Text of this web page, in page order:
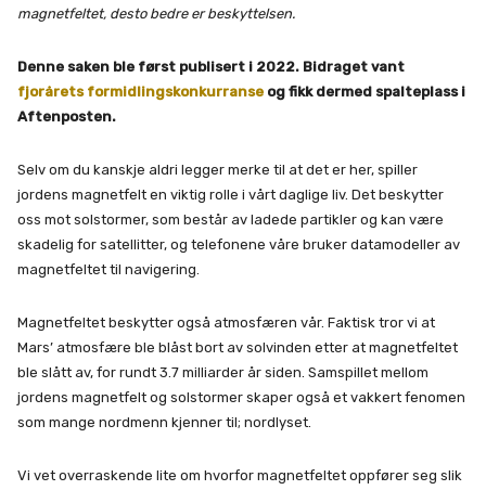
magnetfeltet, desto bedre er beskyttelsen.
Denne saken ble først publisert i 2022. Bidraget vant
fjorårets formidlingskonkurranse og fikk dermed spalteplass i
Aftenposten.
Selv om du kanskje aldri legger merke til at det er her, spiller
jordens magnetfelt en viktig rolle i vårt daglige liv. Det beskytter
oss mot solstormer, som består av ladede partikler og kan være
skadelig for satellitter, og telefonene våre bruker datamodeller av
magnetfeltet til navigering.
Magnetfeltet beskytter også atmosfæren vår. Faktisk tror vi at
Mars’ atmosfære ble blåst bort av solvinden etter at magnetfeltet
ble slått av, for rundt 3.7 milliarder år siden. Samspillet mellom
jordens magnetfelt og solstormer skaper også et vakkert fenomen
som mange nordmenn kjenner til; nordlyset.
Vi vet overraskende lite om hvorfor magnetfeltet oppfører seg slik